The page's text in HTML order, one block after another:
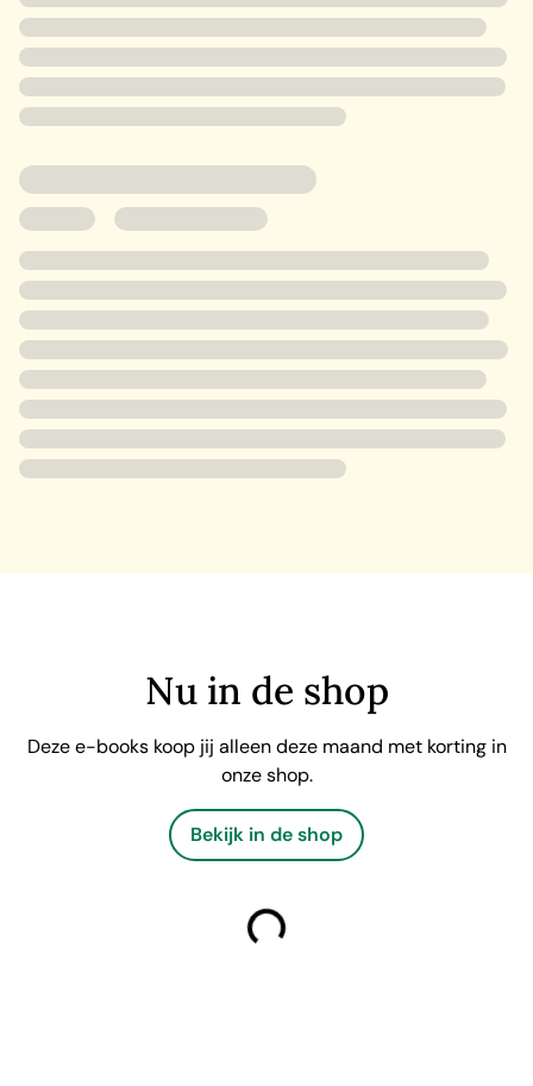
Nu in de shop
Deze e-books koop jij alleen deze maand met korting in
onze shop.
Bekijk in de shop
laden